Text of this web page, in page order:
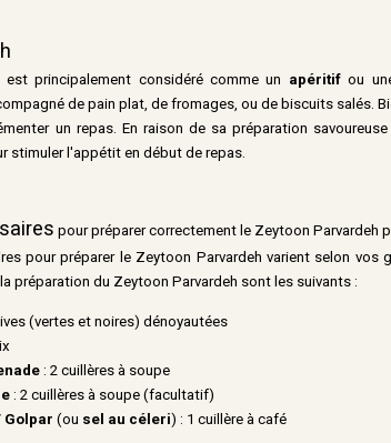
est principalement considéré comme un apéritif ou
de pain plat, de fromages, ou de biscuits salés.
un repas. En raison de sa préparation
stimuler l'appétit en début de repas.
pour préparer correctement le Zeytoon Parvardeh
pour préparer le Zeytoon Parvardeh varient selon
préparation du Zeytoon Parvardeh sont les suivants :
(vertes et noires) dénoyautées
: 2 cuillères à soupe
: 2 cuillères à soupe (facultatif)
Golpar (ou sel au céleri) : 1 cuillère à café